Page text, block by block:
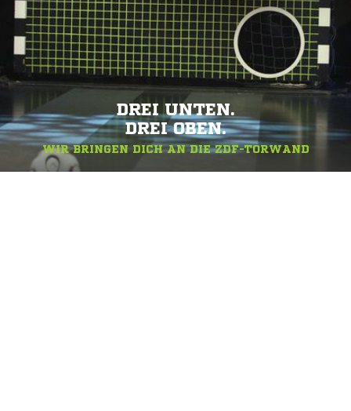
DREI UNTEN.
DREI OBEN.
WIR BRINGEN DICH AN DIE ZDF-TORWAND